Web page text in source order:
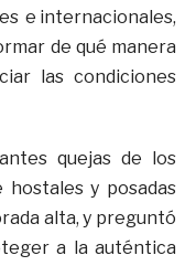
e internacionales,
de qué manera
las condiciones
quejas de los
y posadas
alta, y preguntó
a la auténtica